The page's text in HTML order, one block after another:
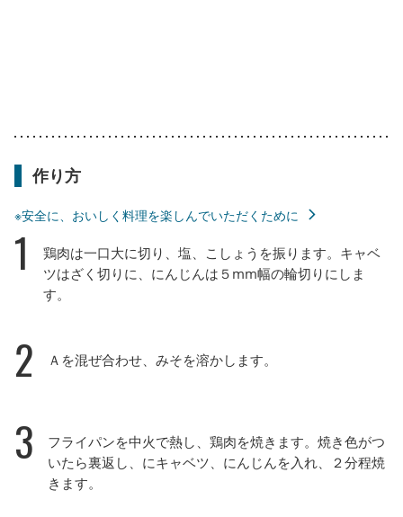
作り方
※安全に、おいしく料理を楽しんでいただくために
1
鶏肉は一口大に切り、塩、こしょうを振ります。キャベ
ツはざく切りに、にんじんは５mm幅の輪切りにしま
す。
2 Ａを混ぜ合わせ、みそを溶かします。
3
フライパンを中火で熱し、鶏肉を焼きます。焼き色がつ
いたら裏返し、にキャベツ、にんじんを入れ、２分程焼
きます。